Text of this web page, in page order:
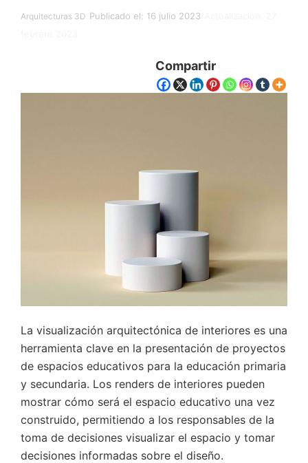
Arquitecturas 3D Publicado el: 16 julio 2023
Compartir
La visualización arquitectónica de interiores es una
herramienta clave en la presentación de proyectos
de espacios educativos para la educación primaria
y secundaria. Los renders de interiores pueden
mostrar cómo será el espacio educativo una vez
construido, permitiendo a los responsables de la
toma de decisiones visualizar el espacio y tomar
decisiones informadas sobre el diseño.